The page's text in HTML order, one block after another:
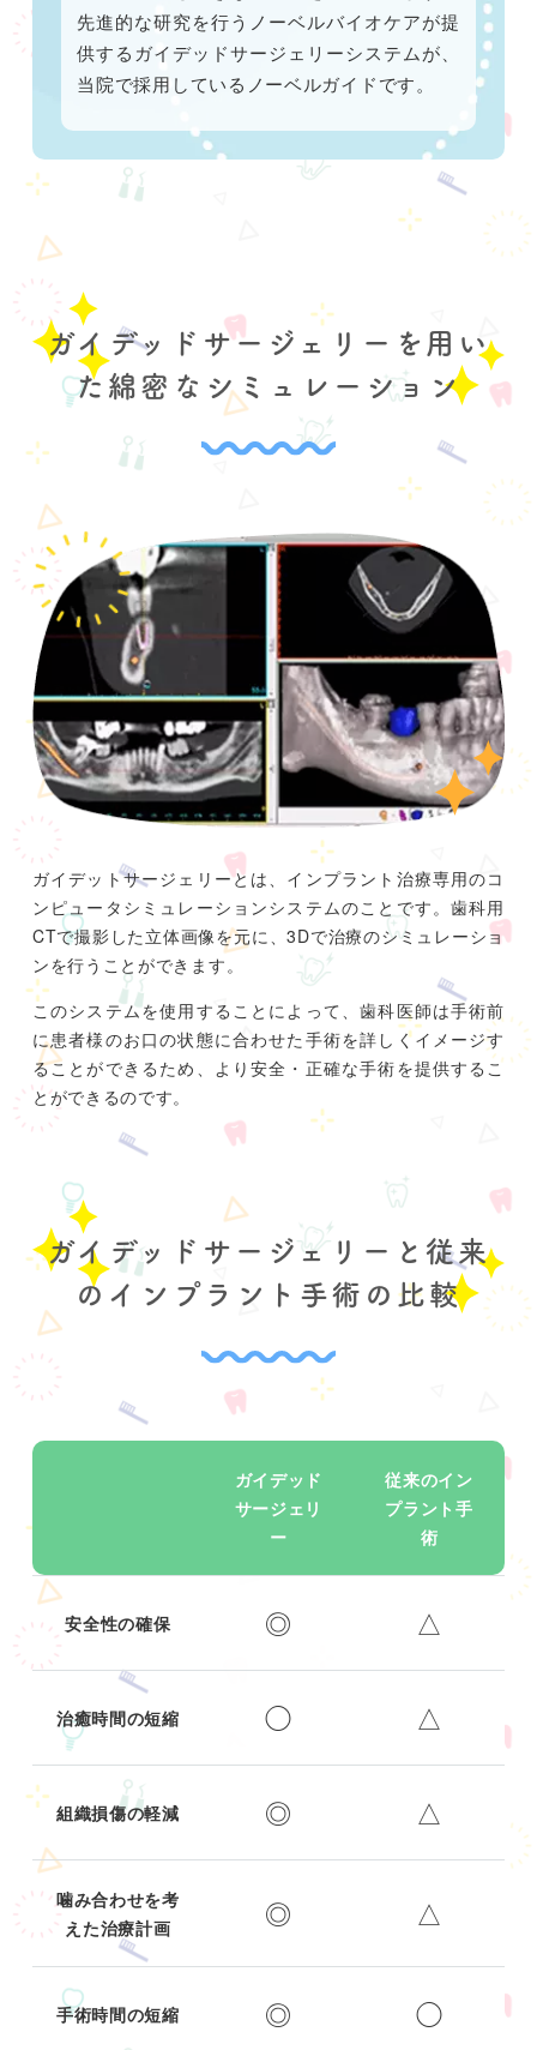
先進的な研究を行うノーベルバイオケアが提
供するガイデッドサージェリーシステムが、
当院で採用しているノーベルガイドです。
ガイデッドサージェリーを用い
た綿密なシミュレーション
ガイデットサージェリーとは、インプラント治療専用のコ
ンピュータシミュレーションシステムのことです。歯科用
CTで撮影した立体画像を元に、3Dで治療のシミュレーショ
ンを行うことができます。
このシステムを使用することによって、歯科医師は手術前
に患者様のお口の状態に合わせた手術を詳しくイメージす
ることができるため、より安全・正確な手術を提供するこ
とができるのです。
ガイデッドサージェリーと従来
のインプラント手術の比較
ガイデッド
サージェリ
ー
従来のイン
プラント手
術
安全性の確保 ◎ △
治癒時間の短縮 ◯ △
組織損傷の軽減 ◎ △
噛み合わせを考
えた治療計画
◎ △
手術時間の短縮 ◎ ◯